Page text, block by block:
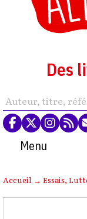
Des
Menu
Accueil → Essais,